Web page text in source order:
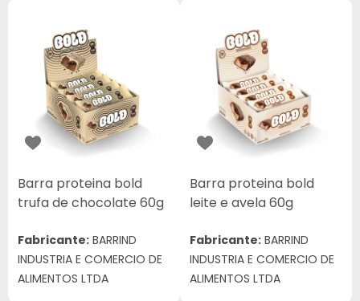
Barra proteina bold
trufa de chocolate 60g
Fabricante: BARRIND
INDUSTRIA E COMERCIO DE
ALIMENTOS LTDA
Barra proteina bold
leite e avela 60g
Fabricante: BARRIND
INDUSTRIA E COMERCIO DE
ALIMENTOS LTDA